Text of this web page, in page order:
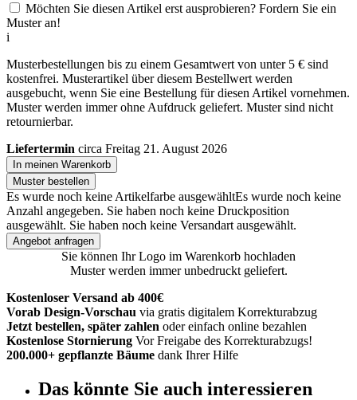
Möchten Sie diesen Artikel erst ausprobieren? Fordern Sie ein
Muster an!
i
Musterbestellungen bis zu einem Gesamtwert von unter 5 € sind
kostenfrei. Musterartikel über diesem Bestellwert werden
ausgebucht, wenn Sie eine Bestellung für diesen Artikel vornehmen.
Muster werden immer ohne Aufdruck geliefert. Muster sind nicht
retournierbar.
Liefertermin circa Freitag 21. August 2026
In meinen Warenkorb
Muster bestellen
Es wurde noch keine Artikelfarbe ausgewähltEs wurde noch keine
Anzahl angegeben. Sie haben noch keine Druckposition
ausgewählt. Sie haben noch keine Versandart ausgewählt.
Angebot anfragen
Sie können Ihr Logo im Warenkorb hochladen
Muster werden immer unbedruckt geliefert.
Kostenloser Versand ab 400€
Vorab Design-Vorschau via gratis digitalem Korrekturabzug
Jetzt bestellen, später zahlen oder einfach online bezahlen
Kostenlose Stornierung Vor Freigabe des Korrekturabzugs!
200.000+ gepflanzte Bäume dank Ihrer Hilfe
Das könnte Sie auch interessieren